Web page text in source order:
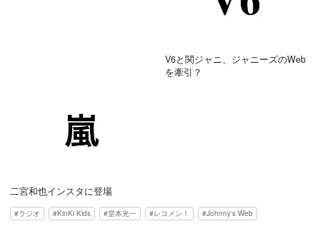
V6と関ジャニ、ジャニーズのWeb
を牽引？
二宮和也インスタに登場
ラジオ KinKi Kids 堂本光一 レコメン！ Johnny's Web